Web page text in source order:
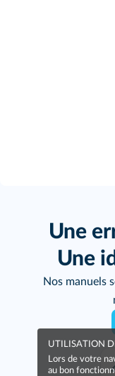
Une
Une
Nos manuels
UTILISATION
Lors de votre
au bon